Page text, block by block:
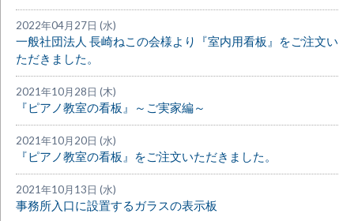
2022年04月27日 (水)
一般社団法人 長崎ねこの会様より『室内用看板』をご注文い
ただきました。
2021年10月28日 (木)
『ピアノ教室の看板』～ご実家編～
2021年10月20日 (水)
『ピアノ教室の看板』をご注文いただきました。
2021年10月13日 (水)
事務所入口に設置するガラスの表示板